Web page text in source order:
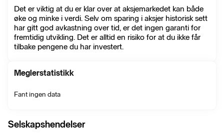
Det er viktig at du er klar over at aksjemarkedet kan både
øke og minke i verdi. Selv om sparing i aksjer historisk sett
har gitt god avkastning over tid, er det ingen garanti for
fremtidig utvikling. Det er alltid en risiko for at du ikke får
tilbake pengene du har investert.
Meglerstatistikk
Fant ingen data
Selskapshendelser